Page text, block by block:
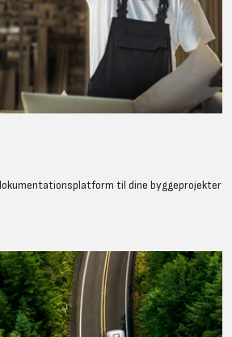
til dine byggeprojekter